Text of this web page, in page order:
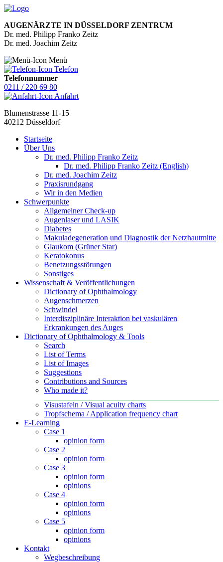
AUGENÄRZTE IN DÜSSELDORF ZENTRUM
Dr. med. Philipp Franko Zeitz
Dr. med. Joachim Zeitz
Menü
Telefon
Telefonnummer
0211 / 220 69 80
Anfahrt
Blumenstrasse 11-15
40212 Düsseldorf
Startseite
Über Uns
Dr. med. Philipp Franko Zeitz
Dr. med. Philipp Franko Zeitz (English)
Dr. med. Joachim Zeitz
Praxisrundgang
Wir in den Medien
Schwerpunkte
Allgemeiner Check-up
Augenlaser und LASIK
Diabetes
Makuladegeneration und Diagnostik der Netzhautmitte
Glaukom (Grüner Star)
Keratokonus
Benetzungsstörungen
Sonstiges
Wissenschaft & Veröffentlichungen
Dictionary of Ophthalmology
Augenschmerzen
Schwindel
Interdisziplinäre Interaktion bei vaskulären
Erkrankungen des Auges
Dictionary of Ophthalmology & Tools
Search
List of Terms
List of Images
Suggestions
Contributions and Sources
Who made it?
Visustafeln / Visual acuity charts
Tropfschema / Application frequency chart
E-Learning
Case 1
opinion form
Case 2
opinion form
Case 3
opinion form
opinions
Case 4
opinion form
opinions
Case 5
opinion form
opinions
Kontakt
Wegbeschreibung